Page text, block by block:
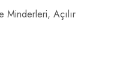
Minderleri, Açılır